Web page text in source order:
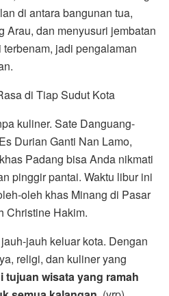
di antara bangunan tua,
Arau, dan menyusuri jembatan
jadi pengalaman
di Tiap Sudut Kota
kuliner. Sate Danguang-
Durian Ganti Nan Lamo,
Padang bisa Anda nikmati
pinggir pantai. Waktu libur ini
oleh khas Minang di Pasar
Christine Hakim.
jauh keluar kota. Dengan
religi, dan kuliner yang
tujuan wisata yang ramah